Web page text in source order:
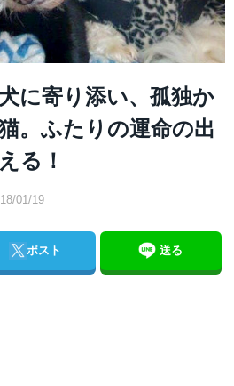
に寄り添い、孤独か
。ふたりの運命の出
る！
01/19
Twitterポスト 送る